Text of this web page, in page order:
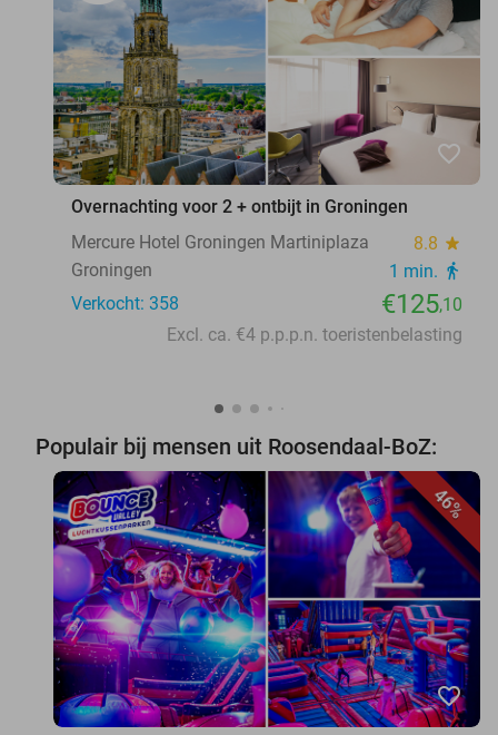
favorite_border
Overnachting voor 2 + ontbijt in Groningen
Mercure Hotel Groningen Martiniplaza
8.8 star
Groningen 1 min. directions_walk
Verkocht: 358 €125,10
Excl. ca. €4 p.p.p.n. toeristenbelasting
Populair bij mensen uit Roosendaal-BoZ:
46%
favorite_border